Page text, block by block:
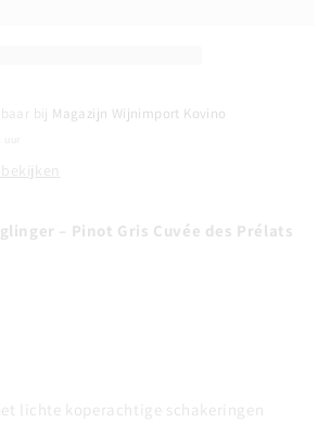
bij Magazijn Wijnimport Kovino
– Pinot Gris Cuvée des Prélats
lichte koperachtige schakeringen